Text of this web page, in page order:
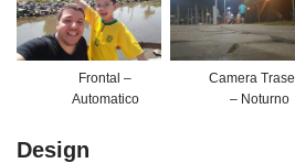
Frontal –
Automatico
Camera
– Noturno
Design